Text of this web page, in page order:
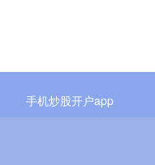
手机炒股开户app